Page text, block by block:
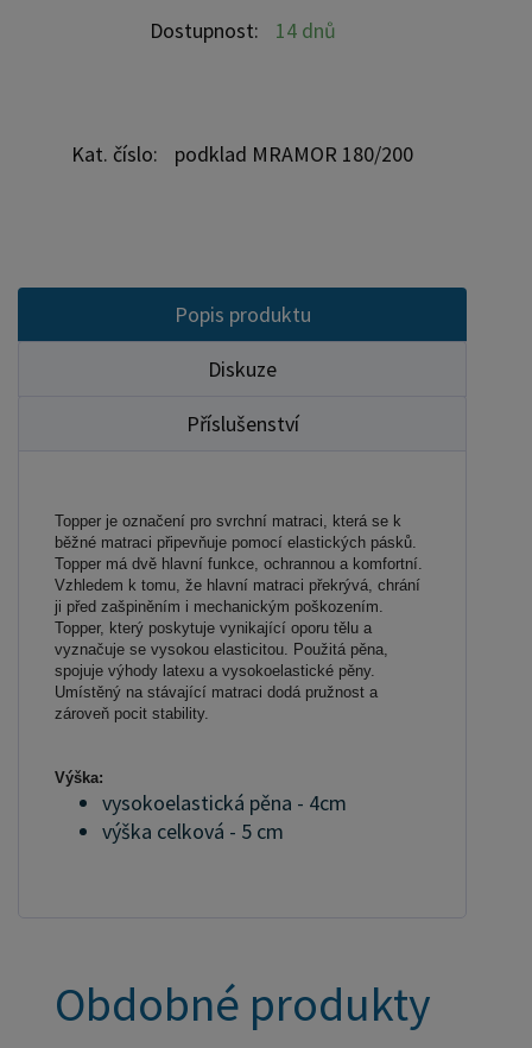
5 cm
Dostupnost: 14 dnů
Kat. číslo: podklad MRAMOR 180/200
Popis produktu
Diskuze
Příslušenství
Topper je označení pro svrchní matraci, která se k
běžné matraci připevňuje pomocí elastických pásků.
Topper má dvě hlavní funkce, ochrannou a komfortní.
Vzhledem k tomu, že hlavní matraci překrývá, chrání
ji před zašpiněním i mechanickým poškozením.
Topper, který poskytuje vynikající oporu tělu a
vyznačuje se vysokou elasticitou. Použitá pěna,
spojuje výhody latexu a vysokoelastické pěny.
Umístěný na stávající matraci dodá pružnost a
zároveň pocit stability.
Výška:
vysokoelastická pěna - 4cm
výška celková - 5 cm
Obdobné produkty